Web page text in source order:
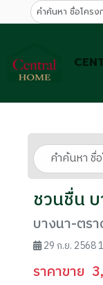
ชวนชื่น
บางนา-ตร
29 ก.ย. 2568
ราคาขาย